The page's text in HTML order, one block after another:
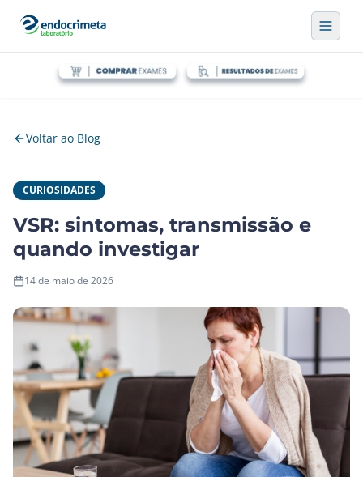
Voltar ao Blog
CURIOSIDADES
VSR: sintomas, transmissão e
quando investigar
14 de maio de 2026